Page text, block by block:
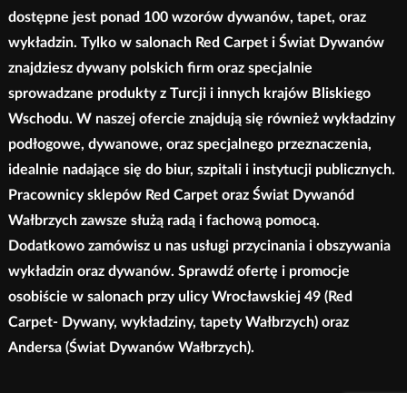
dostępne jest ponad 100 wzorów dywanów, tapet, oraz
wykładzin. Tylko w salonach Red Carpet i Świat Dywanów
znajdziesz dywany polskich firm oraz specjalnie
sprowadzane produkty z Turcji i innych krajów Bliskiego
Wschodu. W naszej ofercie znajdują się również wykładziny
podłogowe, dywanowe, oraz specjalnego przeznaczenia,
idealnie nadające się do biur, szpitali i instytucji publicznych.
Pracownicy sklepów Red Carpet oraz Świat Dywanód
Wałbrzych zawsze służą radą i fachową pomocą.
Dodatkowo zamówisz u nas usługi przycinania i obszywania
wykładzin oraz dywanów. Sprawdź ofertę i promocje
osobiście w salonach przy ulicy Wrocławskiej 49 (Red
Carpet- Dywany, wykładziny, tapety Wałbrzych) oraz
Andersa (Świat Dywanów Wałbrzych).